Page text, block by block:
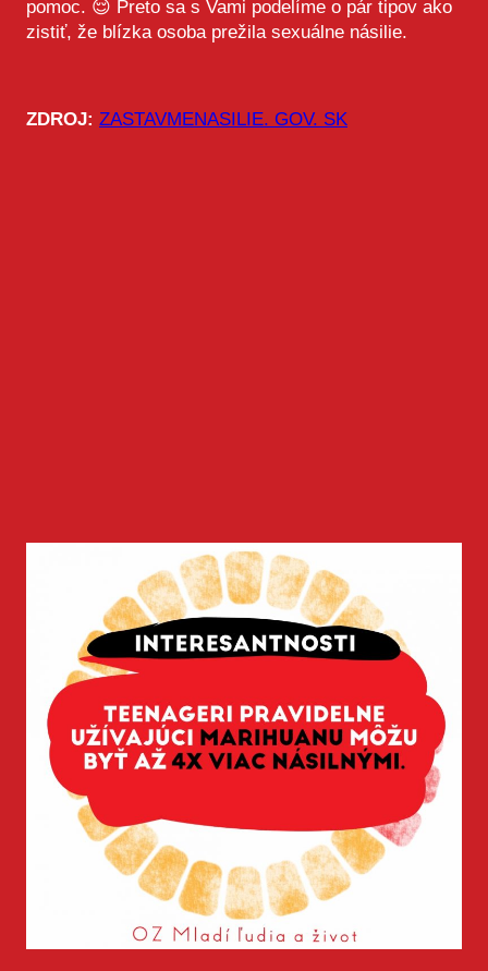
pomoc. 😌 Preto sa s Vami podelíme o pár tipov ako
zistiť, že blízka osoba prežila sexuálne násilie.
ZDROJ: ZASTAVMENASILIE. GOV. SK